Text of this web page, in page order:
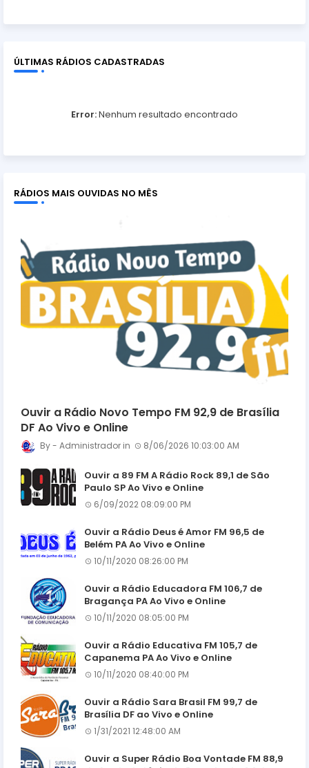
ÚLTIMAS RÁDIOS CADASTRADAS
Error:Nenhum resultado encontrado
RÁDIOS MAIS OUVIDAS NO MÊS
Ouvir a Rádio Novo Tempo FM 92,9 de Brasília
DF Ao Vivo e Online
Administrador 8/06/2026 10:03:00 AM
Ouvir a 89 FM A Rádio Rock 89,1 de São
Paulo SP Ao Vivo e Online
6/09/2022 08:09:00 PM
Ouvir a Rádio Deus é Amor FM 96,5 de
Belém PA Ao Vivo e Online
10/11/2020 08:26:00 PM
Ouvir a Rádio Educadora FM 106,7 de
Bragança PA Ao Vivo e Online
10/11/2020 08:05:00 PM
Ouvir a Rádio Educativa FM 105,7 de
Capanema PA Ao Vivo e Online
10/11/2020 08:40:00 PM
Ouvir a Rádio Sara Brasil FM 99,7 de
Brasília DF ao Vivo e Online
1/31/2021 12:48:00 AM
Ouvir a Super Rádio Boa Vontade FM 88,9